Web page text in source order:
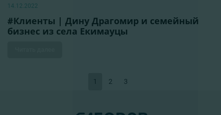
14.12.2022
#Клиенты | Дину Драгомир и семейный
бизнес из села Екимауцы
1 2 3